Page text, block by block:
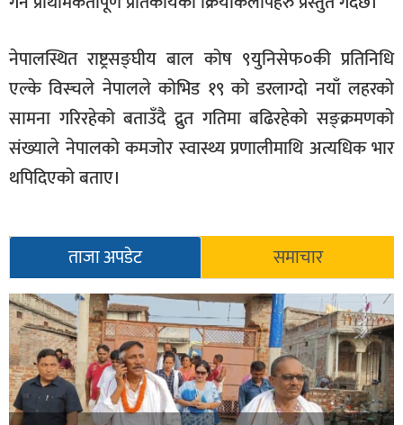
नेपालस्थित राष्ट्रसङ्घीय बाल कोष ९युनिसेफ०की प्रतिनिधि
एल्के विस्चले नेपालले कोभिड १९ को डरलाग्दो नयाँ लहरको
सामना गरिरहेको बताउँदै द्रुत गतिमा बढिरहेको सङ्क्रमणको
संख्याले नेपालको कमजोर स्वास्थ्य प्रणालीमाथि अत्यधिक भार
थपिदिएको बताए।
ताजा अपडेट समाचार